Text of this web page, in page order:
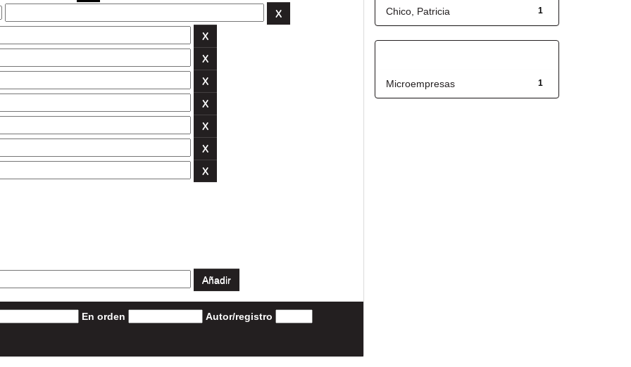
En orden Autor/registro
1
Chico, Patricia
1
Microempresas